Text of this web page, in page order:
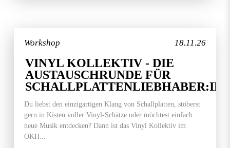
18.11.26
Workshop
VINYL KOLLEKTIV - DIE
AUSTAUSCHRUNDE FÜR
Du liebst den einzigartigen Klang von Schallplatten, stöberst
gern in Kisten voller Vinyl-Schätze oder möchtest einfach
neue Musik entdecken? Dann ist das Vinyl Kollektiv im
OKH...